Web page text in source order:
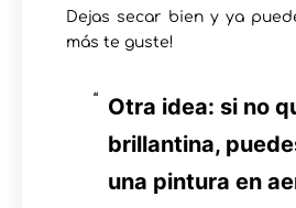
Dejas secar bien y ya
más te guste!
Otra idea: si no
brillantina,
una pintura en